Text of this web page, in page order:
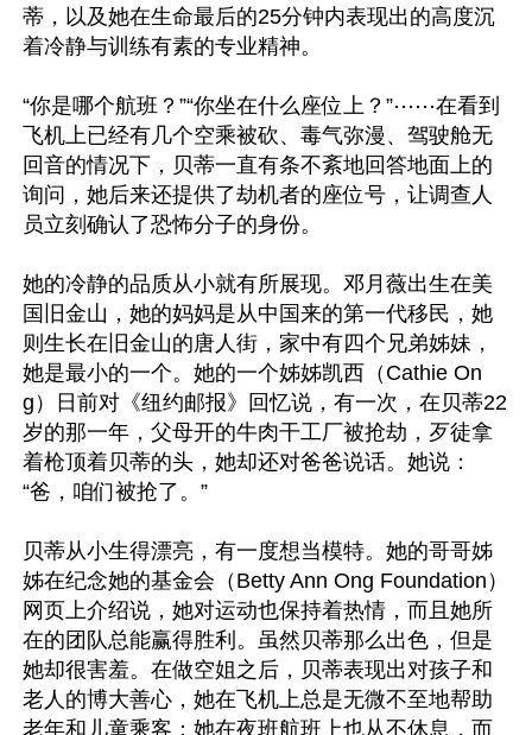
蒂，以及她在生命最后的25分钟内表现出的高度沉
着冷静与训练有素的专业精神。
“你是哪个航班？”“你坐在什么座位上？”⋯⋯在看到
飞机上已经有几个空乘被砍、毒气弥漫、驾驶舱无
回音的情况下，贝蒂一直有条不紊地回答地面上的
询问，她后来还提供了劫机者的座位号，让调查人
员立刻确认了恐怖分子的身份。
她的冷静的品质从小就有所展现。邓月薇出生在美
国旧金山，她的妈妈是从中国来的第一代移民，她
则生长在旧金山的唐人街，家中有四个兄弟姊妹，
她是最小的一个。她的一个姊姊凯西（Cathie On
g）日前对《纽约邮报》回忆说，有一次，在贝蒂22
岁的那一年，父母开的牛肉干工厂被抢劫，歹徒拿
着枪顶着贝蒂的头，她却还对爸爸说话。她说：
“爸，咱们被抢了。”
贝蒂从小生得漂亮，有一度想当模特。她的哥哥姊
姊在纪念她的基金会（Betty Ann Ong Foundation）
网页上介绍说，她对运动也保持着热情，而且她所
在的团队总能赢得胜利。虽然贝蒂那么出色，但是
她却很害羞。在做空姐之后，贝蒂表现出对孩子和
老人的博大善心，她在飞机上总是无微不至地帮助
老年和儿童乘客；她在夜班航班上也从不休息，而